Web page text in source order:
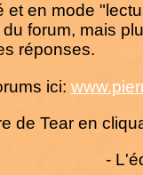
en mode
forum, mais
réponses.
ici:
de Tear en
-